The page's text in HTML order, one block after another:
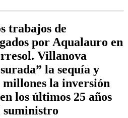
trabajos de
por Aqualauro en
Villanova
la sequía y
millones la inversión
los últimos 25 años